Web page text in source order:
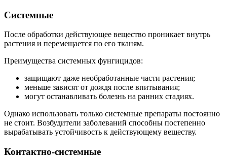
Системные
После обработки действующее вещество проникает внутрь
растения и перемещается по его тканям.
Преимущества системных фунгицидов:
защищают даже необработанные части растения;
меньше зависят от дождя после впитывания;
могут останавливать болезнь на ранних стадиях.
Однако использовать только системные препараты постоянно
не стоит. Возбудители заболеваний способны постепенно
вырабатывать устойчивость к действующему веществу.
Контактно-системные